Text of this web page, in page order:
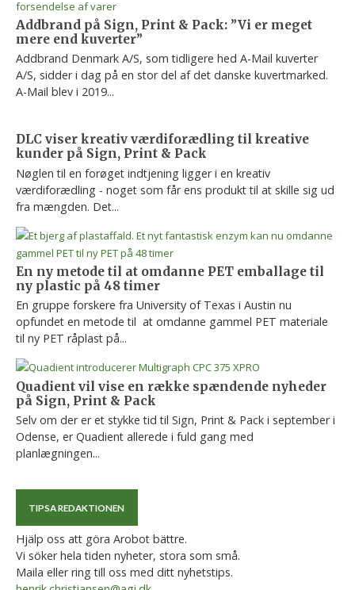
Addbrand på Sign, Print & Pack: ”Vi er meget
mere end kuverter”
Addbrand Denmark A/S, som tidligere hed A-Mail kuverter
A/S, sidder i dag på en stor del af det danske kuvertmarked.
A-Mail blev i 2019...
DLC viser kreativ værdiforædling til kreative
kunder på Sign, Print & Pack
Nøglen til en forøget indtjening ligger i en kreativ
værdiforædling - noget som får ens produkt til at skille sig ud
fra mængden. Det...
En ny metode til at omdanne PET emballage til
ny plastic på 48 timer
En gruppe forskere fra University of Texas i Austin nu
opfundet en metode til at omdanne gammel PET materiale
til ny PET råplast på...
Quadient vil vise en række spændende nyheder
på Sign, Print & Pack
Selv om der er et stykke tid til Sign, Print & Pack i september i
Odense, er Quadient allerede i fuld gang med
planlægningen...
TIPSA REDAKTIONEN
Hjälp oss att göra Arobot bättre.
Vi söker hela tiden nyheter, stora som små.
Maila eller ring till oss med ditt nyhetstips.